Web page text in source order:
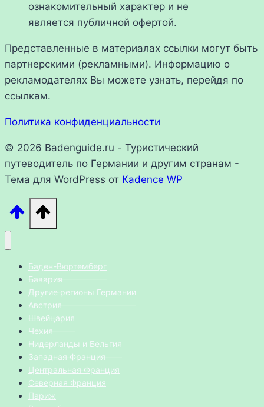
ознакомительный характер и не
является публичной офертой.
Представленные в материалах ссылки могут быть
партнерскими (рекламными). Информацию о
рекламодателях Вы можете узнать, перейдя по
ссылкам.
Политика конфиденциальности
© 2026 Badenguide.ru - Туристический
путеводитель по Германии и другим странам -
Тема для WordPress от Kadence WP
Баден-Вюртемберг
Бавария
Другие регионы Германии
Австрия
Швейцария
Чехия
Нидерланды и Бельгия
Западная Франция
Центральная Франция
Северная Франция
Париж